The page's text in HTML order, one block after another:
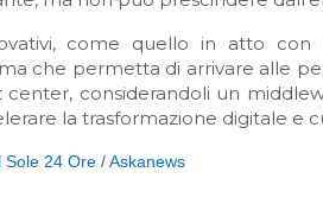
come quello in atto con
che permetta di arrivare alle
center, considerandoli un
la trasformazione digitale e
Sole 24 Ore / Askanews